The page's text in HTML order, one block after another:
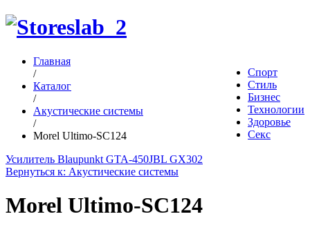
Спорт
Стиль
Бизнес
Технологии
Здоровье
Секс
Главная
/
Каталог
/
Акустические системы
/
Morel Ultimo-SC124
Усилитель Blaupunkt GTA-450JBL GX302
Вернуться к: Акустические системы
Morel Ultimo-SC124